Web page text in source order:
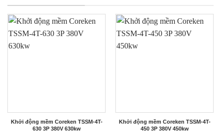
Khởi động mềm Coreken TSSM-4T-
630 3P 380V 630kw
Khởi động mềm Coreken TSSM-4T-
450 3P 380V 450kw